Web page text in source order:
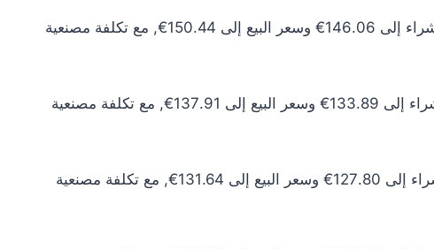
سعر الذهب عيار 24 اليوم يبلغ 132.78€ للشراء الخام و136.77€ للبيع الخام. أما مع إضافة المصنعية، فيرتفع سعر الشراء إلى 146.06€ وسعر البيع إلى 150.44€, مع تكلفة مصنعية
سعر الذهب عيار 22 اليوم يبلغ 121.72€ للشراء الخام و125.37€ للبيع الخام. أما مع إضافة المصنعية، فيرتفع سعر الشراء إلى 133.89€ وسعر البيع إلى 137.91€, مع تكلفة مصنعية
سعر الذهب عيار 21 اليوم يبلغ 116.19€ للشراء الخام و119.67€ للبيع الخام. أما مع إضافة المصنعية، فيرتفع سعر الشراء إلى 127.80€ وسعر البيع إلى 131.64€, مع تكلفة مصنعية